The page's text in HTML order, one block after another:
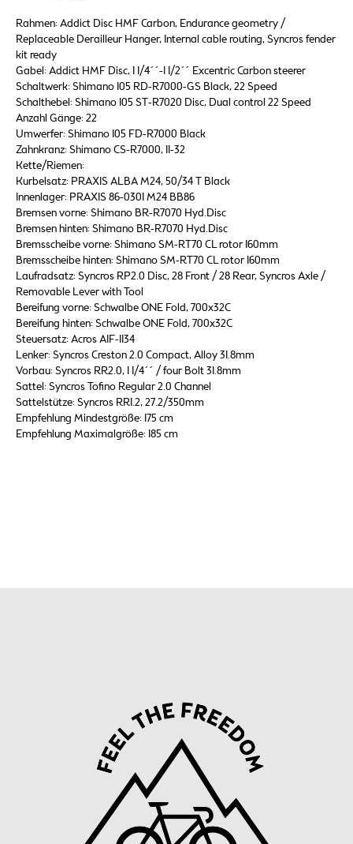
Rahmen: Addict Disc HMF Carbon, Endurance geometry /
Replaceable Derailleur Hanger, Internal cable routing, Syncros fender
kit ready
Gabel: Addict HMF Disc, 1 1/4´´-1 1/2´´ Excentric Carbon steerer
Schaltwerk: Shimano 105 RD-R7000-GS Black, 22 Speed
Schalthebel: Shimano 105 ST-R7020 Disc, Dual control 22 Speed
Anzahl Gänge: 22
Umwerfer: Shimano 105 FD-R7000 Black
Zahnkranz: Shimano CS-R7000, 11-32
Kette/Riemen:
Kurbelsatz: PRAXIS ALBA M24, 50/34 T Black
Innenlager: PRAXIS 86-0301 M24 BB86
Bremsen vorne: Shimano BR-R7070 Hyd.Disc
Bremsen hinten: Shimano BR-R7070 Hyd.Disc
Bremsscheibe vorne: Shimano SM-RT70 CL rotor 160mm
Bremsscheibe hinten: Shimano SM-RT70 CL rotor 160mm
Laufradsatz: Syncros RP2.0 Disc, 28 Front / 28 Rear, Syncros Axle /
Removable Lever with Tool
Bereifung vorne: Schwalbe ONE Fold, 700x32C
Bereifung hinten: Schwalbe ONE Fold, 700x32C
Steuersatz: Acros AIF-1134
Lenker: Syncros Creston 2.0 Compact, Alloy 31.8mm
Vorbau: Syncros RR2.0, 1 1/4´´ / four Bolt 31.8mm
Sattel: Syncros Tofino Regular 2.0 Channel
Sattelstütze: Syncros RR1.2, 27.2/350mm
Empfehlung Mindestgröße: 175 cm
Empfehlung Maximalgröße: 185 cm